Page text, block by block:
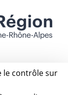
le contrôle sur